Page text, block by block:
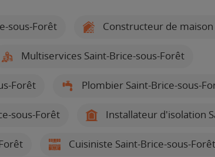
sous-Forêt Constructeur de
Multiservices Saint-Brice-sous-Forêt
Forêt Plombier Saint-Brice-sous-
sous-Forêt Installateur d'isolation
Cuisiniste Saint-Brice-sous-Forêt